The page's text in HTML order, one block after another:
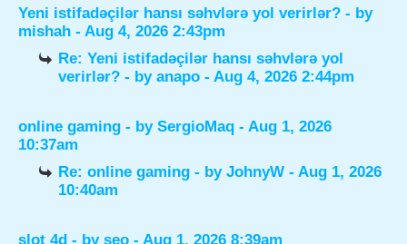
Yeni istifadəçilər hansı səhvlərə yol verirlər? - by
mishah - Aug 4, 2026 2:43pm
Re: Yeni istifadəçilər hansı səhvlərə yol
verirlər? - byanapo - Aug 4, 2026 2:44pm
online gaming - by SergioMaq - Aug 1, 2026
10:37am
Re: online gaming - byJohnyW - Aug 1, 2026
10:40am
slot 4d - by seo - Aug 1, 2026 8:39am